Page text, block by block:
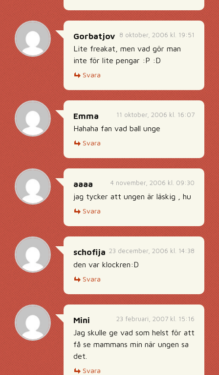
8 oktober, 2006 kl. 19:51
Gorbatjov
Lite freakat, men vad gör man
inte för lite pengar :P :D
Svara
11 oktober, 2006 kl. 16:07
Emma
Hahaha fan vad ball unge
Svara
4 november, 2006 kl. 09:30
aaaa
jag tycker att ungen är läskig , hu
Svara
23 december, 2006 kl. 14:38
schofija
den var klockren:D
Svara
23 februari, 2007 kl. 15:16
Mini
Jag skulle ge vad som helst för att
få se mammans min när ungen sa
det.
Svara